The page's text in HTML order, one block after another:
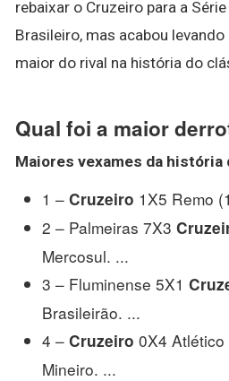
rebaixar o Cruzeiro para a
Brasileiro, mas acabou
maior do rival na história do
Qual foi a maior
Maiores vexames da história
1 – Cruzeiro 1X5 Remo
2 – Palmeiras 7X3
Mercosul. ...
3 – Fluminense 5X1
Brasileirão. ...
4 – Cruzeiro 0X4
Mineiro. ...